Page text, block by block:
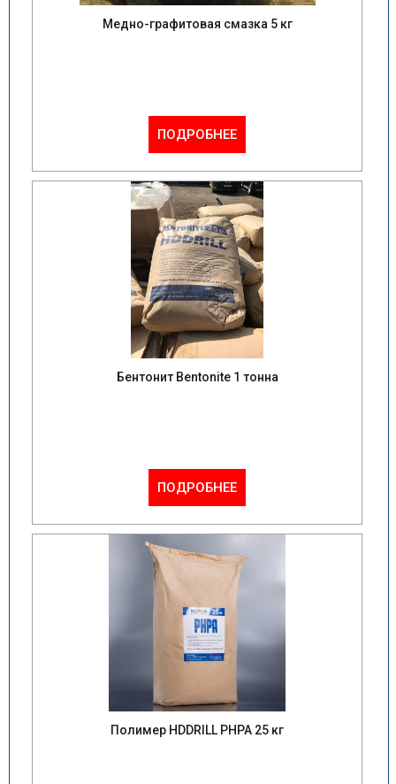
Медно-графитовая смазка 5 кг
ПОДРОБНЕЕ
Бентонит Bentonite 1 тонна
ПОДРОБНЕЕ
Полимер HDDRILL PHPA 25 кг